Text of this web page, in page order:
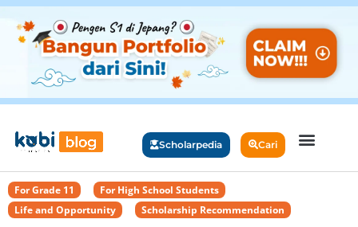
Scholarpedia Cari
For Grade 11 For High School Students
Life and Opportunity
Scholarship Recommendation